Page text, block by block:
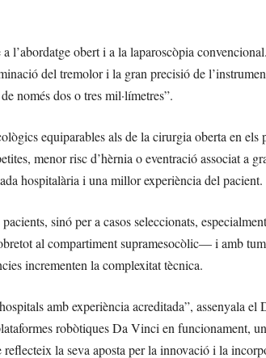
l’abordatge obert i a la laparoscòpia
del tremolor i la gran precisió de
només dos o tres mil·límetres”.
equiparables als de la cirurgia oberta en els
menor risc d’hèrnia o eventració associat a
hospitalària i una millor experiència del pacient.
sinó per a casos seleccionats,
al compartiment supramesocòlic— i amb
incrementen la complexitat tècnica.
amb experiència acreditada”, assenyala el
robòtiques Da Vinci en funcionament,
la seva aposta per la innovació i la